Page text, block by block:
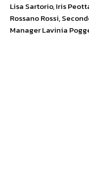
Lisa Sartorio, Iris
Rossano Rossi,
Manager Lavinia